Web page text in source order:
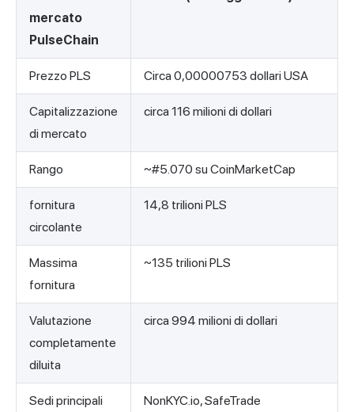
mercato
PulseChain
Prezzo PLS Circa 0,00000753 dollari USA
Capitalizzazione
di mercato
circa 116 milioni di dollari
Rango ~#5.070 su CoinMarketCap
fornitura
circolante
14,8 trilioni PLS
Massima
fornitura
~135 trilioni PLS
Valutazione
completamente
diluita
circa 994 milioni di dollari
Sedi principali
NonKYC.io, SafeTrade